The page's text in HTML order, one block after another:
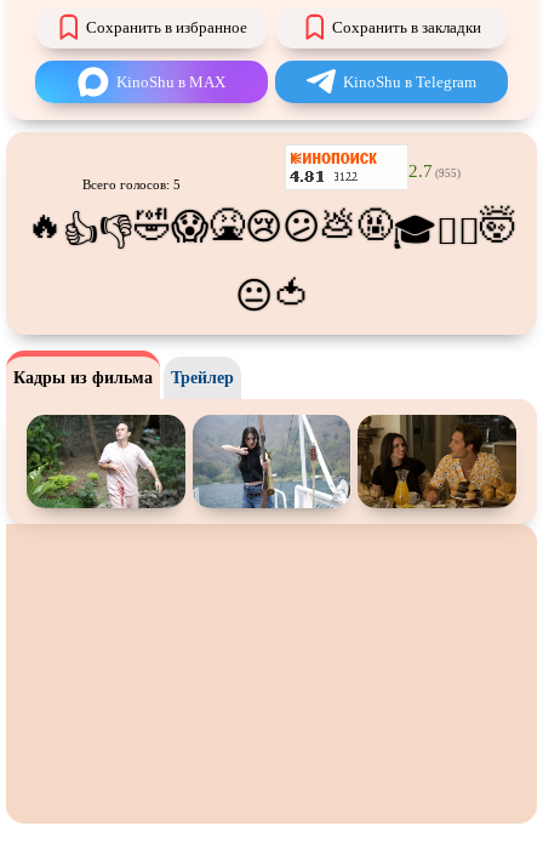
Про хоккей ифигурное
катание
Про шпионов
Про Юристов иАдвокатов Псевдодокументальный
Роуд-муви
Сверхспособности Ситком
Слэшер Стимпанк
В ожидании
Сохранить в избранное Сохранить в закладки
KinoShu в MAX KinoShu в Telegram
Всего голосов: 5
2.7 (955)
🔥 👍👎🤣😱🤮😢😕💩🤬🎓😵‍💫🤯
😐🍅
Кадры из фильма Трейлер